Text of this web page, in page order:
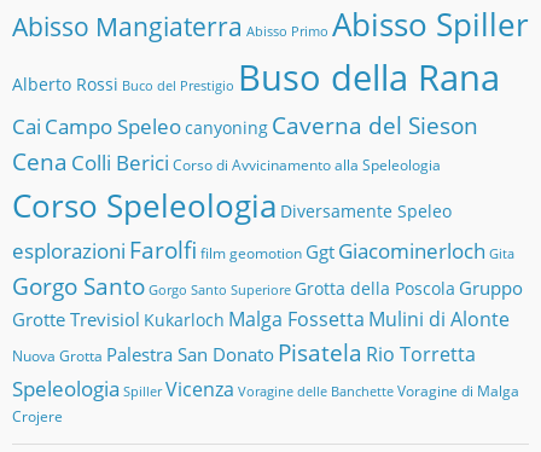
Abisso Mangiaterra Abisso Primo Abisso Spiller
Alberto Rossi Buco del Prestigio Buso della Rana
Cai Campo Speleocanyoning Caverna del Sieson
Cena Colli Berici Corso di Avvicinamento alla Speleologia
Corso Speleologia Diversamente Speleo
esplorazioni Farolfi film geomotion Ggt Giacominerloch Gita
Gorgo Santo Gorgo Santo Superiore Grotta della Poscola Gruppo
Grotte Trevisiol Kukarloch Malga Fossetta Mulini di Alonte
Nuova Grotta Palestra San Donato Pisatela Rio Torretta
Speleologia Spiller Vicenza Voragine delle Banchette Voragine di Malga
Crojere